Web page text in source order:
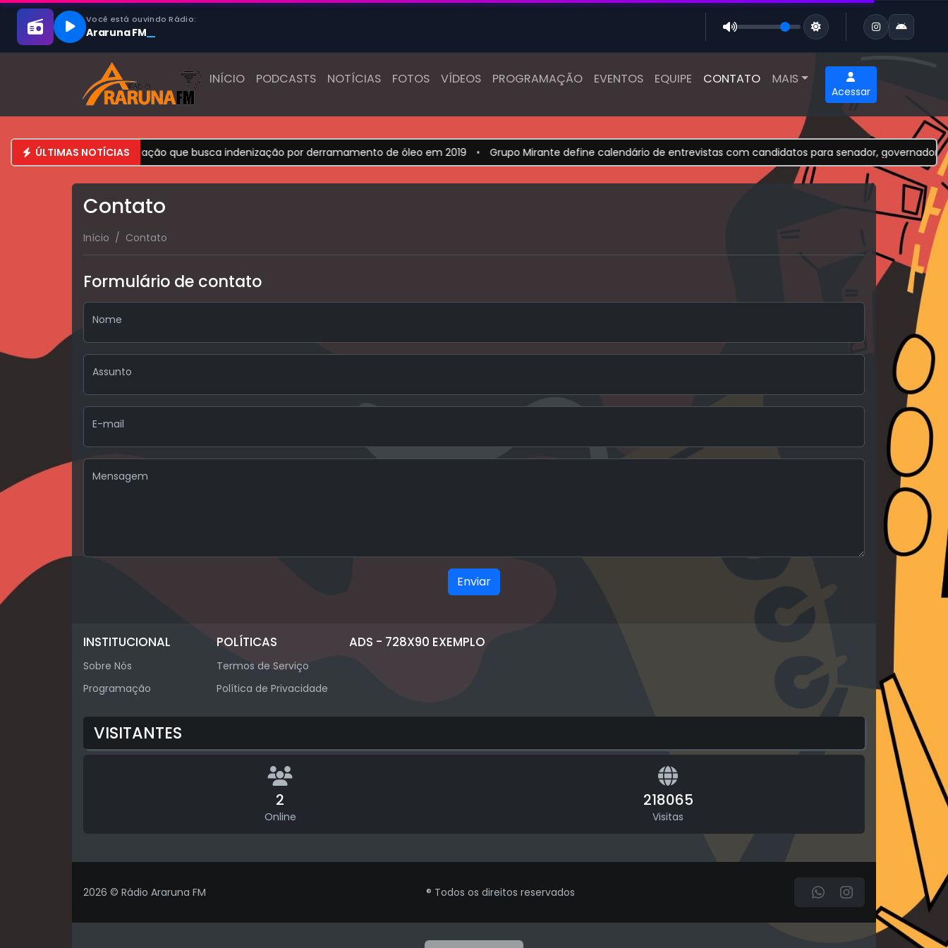
INÍCIO PODCASTS NOTÍCIAS FOTOS VÍDEOS PROGRAMAÇÃO EVENTOS EQUIPE CONTATO MAIS
Acessar
ÚLTIMAS NOTÍCIAS
podem se cadastrar em ação que busca indenização por derramamento de óleo em 2019 • Grupo Mirante define calendário de entrevistas com candidatos para senador, governador e
Contato
Início Contato
Formulário de contato
Nome
Assunto
E-mail
Mensagem
Enviar
INSTITUCIONAL
Sobre Nós
Programação
POLÍTICAS
Termos de Serviço
Política de Privacidade
ADS - 728X90 EXEMPLO
VISITANTES
2
Online
218065
Visitas
2026 © Rádio Araruna FM ® Todos os direitos reservados